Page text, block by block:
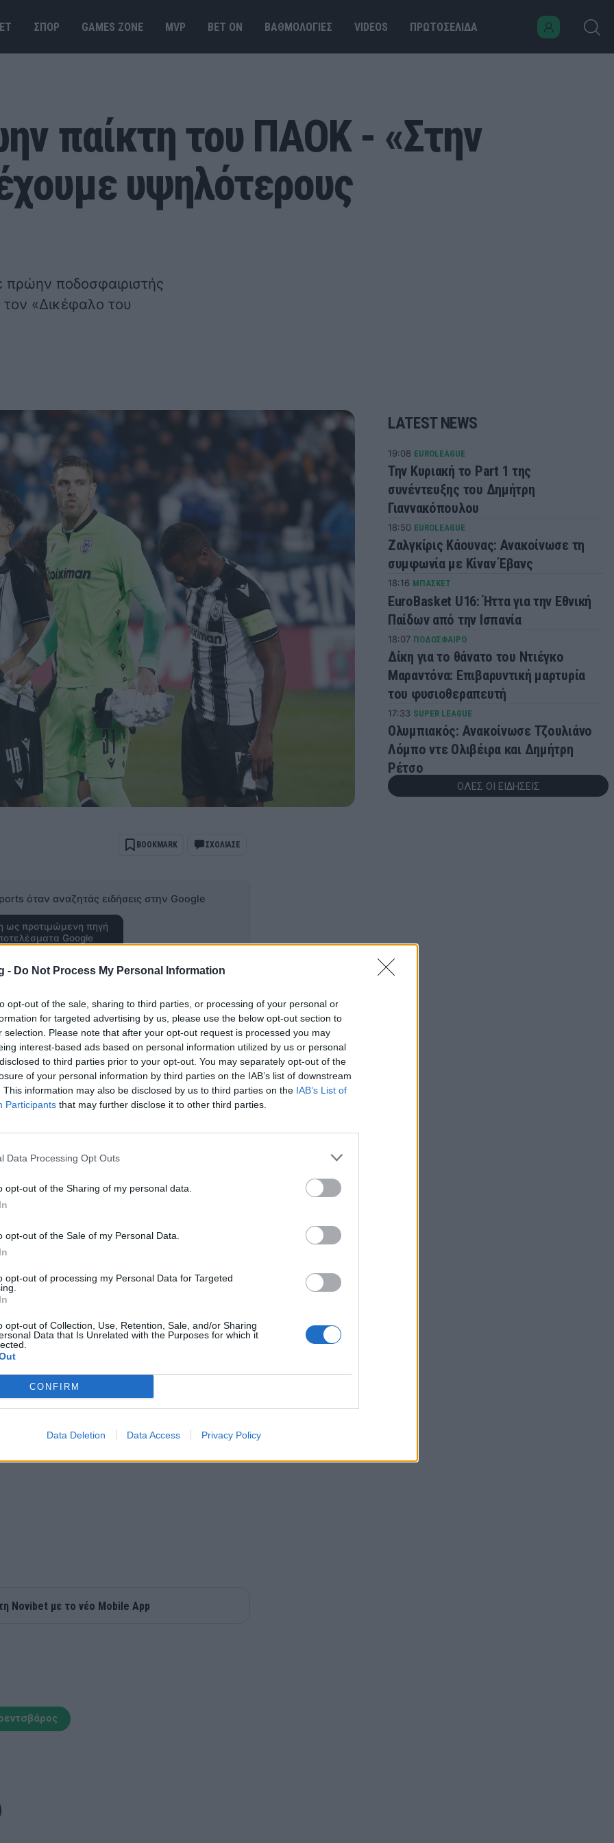
- Do Not Process My Personal Information
opt-out of the sale, sharing to third parties, or processing of your personal or
for targeted advertising by us, please use the below opt-out section to
selection. Please note that after your opt-out request is processed you may
interest-based ads based on personal information utilized by us or personal
to third parties prior to your opt-out. You may separately opt-out of the
of your personal information by third parties on the IAB’s list of downstream
This information may also be disclosed by us to third parties on the IAB’s List of
Participants that may further disclose it to other third parties.
Data Processing Opt Outs
opt-out of the Sharing of my personal data.
opt-out of the Sale of my Personal Data.
opt-out of processing my Personal Data for Targeted
opt-out of Collection, Use, Retention, Sale, and/or Sharing
Data that Is Unrelated with the Purposes for which it
CONFIRM
Data Deletion Data Access Privacy Policy
ΣΠΟΡ GAMES ΖΟΝΕ MVP BET ΟΝ ΒΑΘΜΟΛΟΓΙΕΣ VIDEOS ΠΡΩΤΟΣΕΛΙΔΑ
παίκτη του ΠΑΟΚ - «Στην
υψηλότερους
πρώην ποδοσφαιριστής
«Δικέφαλο του
BOOKMARK ΣΧΟΛΙΑΣΕ
όταν αναζητάς ειδήσεις στην Google
ως προτιμώμενη πηγή
Google
από τον ΠΑΟΚ, με τον
του, στην Ουγγαρία και την
ουγγρικό μέσο, ο πρώην
Βορρά» μίλησε για τη ρεβάνς με τη
την αισιοδοξία του πως η
το εις βάρος της 2-1.
του, από την Ελλάδα,
ομάδων, πετώντας τα «καρφιά» του,
Έφτασα στην Ουγγαρία
περισσότερο. Μου άρεσε να παίζω
επίσης τέλειο, αλλά η
στόχους.
τα είχα σχεδιάσει. Κέρδισα το
κέρδισα το Κύπελλο Ουγγαρίας».
Novibet με το νέο Mobile App
LATEST NEWS
19:08 EUROLEAGUE
Την Κυριακή το Part 1 της
συνέντευξης του Δημήτρη
Γιαννακόπουλου
18:50 EUROLEAGUE
Ζαλγκίρις Κάουνας: Ανακοίνωσε τη
συμφωνία με Κίναν Έβανς
18:16 ΜΠΑΣΚΕΤ
EuroBasket U16: Ήττα για την Εθνική
Παίδων από την Ισπανία
18:07 ΠΟΔΟΣΦΑΙΡΟ
Δίκη για το θάνατο του Ντιέγκο
Μαραντόνα: Επιβαρυντική μαρτυρία
του φυσιοθεραπευτή
17:33 SUPER LEAGUE
Ολυμπιακός: Ανακοίνωσε Τζουλιάνο
Λόμπο ντε Ολιβέιρα και Δημήτρη
Ρέτσο
17:24 ΠΟΔΟΣΦΑΙΡΟ
της ακαδημίας
ΟΛΕΣ ΟΙ ΕΙΔΗΣΕΙΣ